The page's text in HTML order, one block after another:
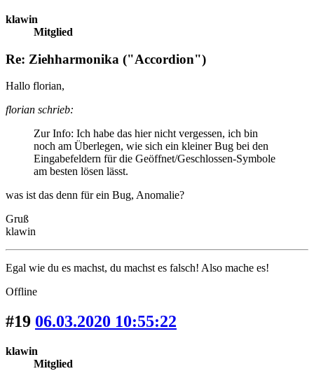
klawin
Mitglied
Re: Ziehharmonika ("Accordion")
Hallo florian,
florian schrieb:
Zur Info: Ich habe das hier nicht vergessen, ich bin
noch am Überlegen, wie sich ein kleiner Bug bei den
Eingabefeldern für die Geöffnet/Geschlossen-Symbole
am besten lösen lässt.
was ist das denn für ein Bug, Anomalie?
Gruß
klawin
Egal wie du es machst, du machst es falsch! Also mache es!
Offline
#19 06.03.2020 10:55:22
klawin
Mitglied